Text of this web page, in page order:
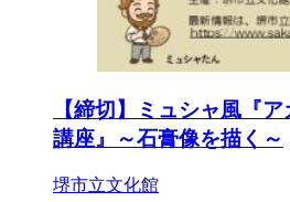
【締切】ミュシャ風『
講座』～石膏像を描く～
堺市立文化館